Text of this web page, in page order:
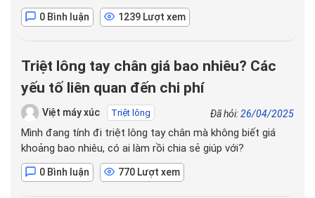
0 Bình luận 1239 Lượt xem
Triệt lông tay chân giá bao nhiêu? Các
yếu tố liên quan đến chi phí
Việt máy xúc Triệt lông Đã hỏi:26/04/2025
Mình đang tính đi triệt lông tay chân mà không biết giá
khoảng bao nhiêu, có ai làm rồi chia sẻ giúp với?
0 Bình luận 770 Lượt xem